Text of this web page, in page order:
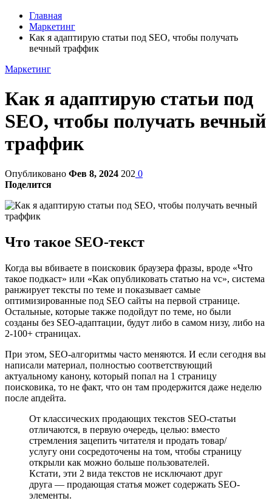
Главная
Маркетинг
Как я адаптирую статьи под SEO, чтобы получать
вечный траффик
Маркетинг
Как я адаптирую статьи под
SEO, чтобы получать вечный
траффик
Опубликовано Фев 8, 2024 202 0
Поделится
Что такое SEO-текст
Когда вы вбиваете в поисковик браузера фразы, вроде «Что
такое подкаст» или «Как опубликовать статью на vc», система
ранжирует тексты по теме и показывает самые
оптимизированные под SEO сайты на первой странице.
Остальные, которые также подойдут по теме, но были
созданы без SEO-адаптации, будут либо в самом низу, либо на
2-100+ страницах.
При этом, SEO-алгоритмы часто меняются. И если сегодня вы
написали материал, полностью соответствующий
актуальному канону, который попал на 1 страницу
поисковика, то не факт, что он там продержится даже неделю
после апдейта.
От классических продающих текстов SEO-статьи
отличаются, в первую очередь, целью: вместо
стремления зацепить читателя и продать товар/
услугу они сосредоточены на том, чтобы страницу
открыли как можно больше пользователей.
Кстати, эти 2 вида текстов не исключают друг
друга ― продающая статья может содержать SEO-
элементы.